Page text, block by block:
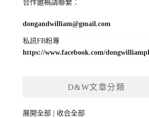
合作邀稿請聯繫：
dongandwilliam@gmail.com
私訊FB粉專
https://www.facebook.com/
D&W文章分類
展開全部
收合全部